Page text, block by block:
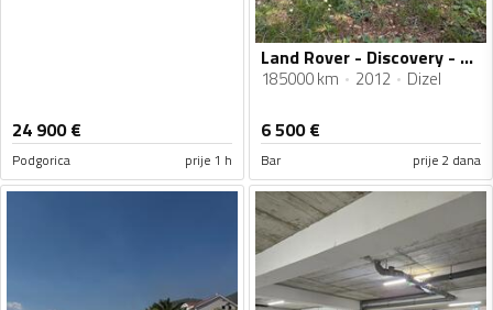
24 900€
Podgorica prije 1 h
Land Rover - Discovery - Sdv6 gs
185000 km 2012 Dizel
6 500€
Bar prije 2 dana